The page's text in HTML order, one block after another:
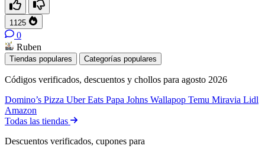
1125
0
Ruben
Tiendas populares Categorías populares
Códigos verificados, descuentos y chollos para agosto 2026
Domino’s Pizza Uber Eats Papa Johns Wallapop Temu Miravia Lidl
Amazon
Todas las tiendas
Descuentos verificados, cupones para